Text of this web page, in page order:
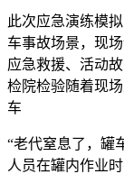
此次应急演练模
车事故场景，现
应急救援、活动
检院检验随着现
车
“老代窒息了，罐
人员在罐内作业